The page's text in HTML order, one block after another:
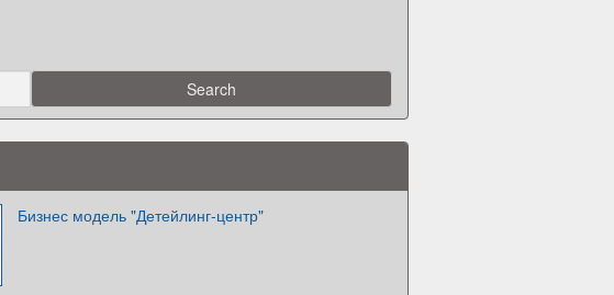
Бизнес модель "Детейлинг-центр"